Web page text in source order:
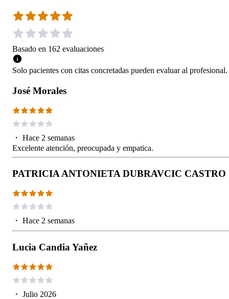
Basado en 162 evaluaciones
Solo pacientes con citas concretadas pueden evaluar al profesional.
José Morales
・ Hace 2 semanas
Excelente atención, preocupada y empatica.
PATRICIA ANTONIETA DUBRAVCIC CASTRO
・ Hace 2 semanas
Lucia Candia Yañez
・ Julio 2026